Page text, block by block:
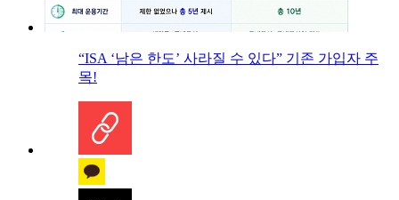
“ISA ‘남은 한도’ 사라질 수 있다” 기존 가입자 주
목!